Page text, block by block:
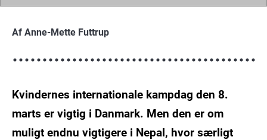
vandrer
skilte
kvindernes
internationale
kampdag
Af Anne-Mette Futtrup
Kvindernes internationale kampdag den 8.
marts er vigtig i Danmark. Men den er om
muligt endnu vigtigere i Nepal, hvor særligt